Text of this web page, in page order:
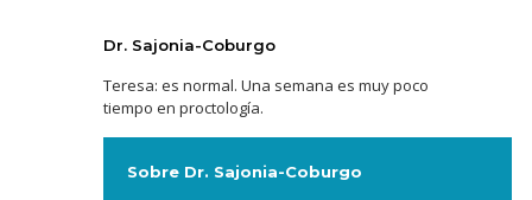
Dr. Sajonia-Coburgo
Teresa: es normal. Una semana es muy poco
tiempo en proctología.
Sobre Dr. Sajonia-Coburgo